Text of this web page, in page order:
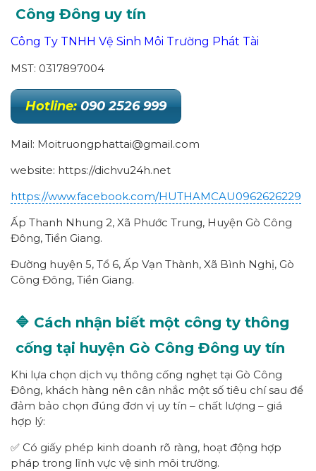
Công Đông uy tín
Công Ty TNHH Vệ Sinh Môi Trường Phát Tài
MST: 0317897004
Hotline: 090 2526 999
Mail: Moitruongphattai@gmail.com
website: https://dichvu24h.net
https://www.facebook.com/HUTHAMCAU0962626229
Ấp Thanh Nhung 2, Xã Phước Trung, Huyện Gò Công
Đông, Tiền Giang.
Đường huyện 5, Tổ 6, Ấp Vạn Thành, Xã Bình Nghị, Gò
Công Đông, Tiền Giang.
🔷 Cách nhận biết một công ty thông
cống tại huyện Gò Công Đông uy tín
Khi lựa chọn dịch vụ thông cống nghẹt tại Gò Công
Đông, khách hàng nên cân nhắc một số tiêu chí sau để
đảm bảo chọn đúng đơn vị uy tín – chất lượng – giá
hợp lý:
✅ Có giấy phép kinh doanh rõ ràng, hoạt động hợp
pháp trong lĩnh vực vệ sinh môi trường.